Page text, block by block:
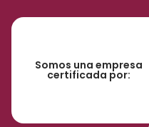
Somos una empresa
certificada por: